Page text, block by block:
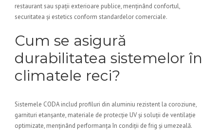
restaurant sau spații exterioare publice, menținând confortul,
securitatea și estetics conform standardelor comerciale.
Cum se asigură
durabilitatea sistemelor în
climatele reci?
Sistemele CODA includ profiluri din aluminiu rezistent la coroziune,
garnituri etanșante, materiale de protecție UV și soluții de ventilație
optimizate, menținând performanța în condiții de frig și umezeală.